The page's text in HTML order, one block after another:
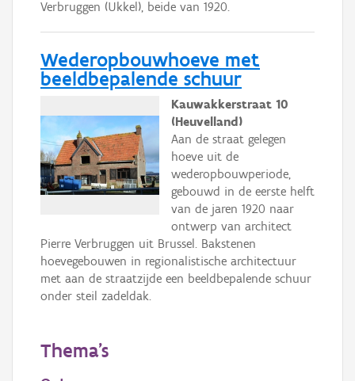
Verbruggen (Ukkel), beide van 1920.
Wederopbouwhoeve met
beeldbepalende schuur
Kauwakkerstraat 10
(Heuvelland)
Aan de straat gelegen
hoeve uit de
wederopbouwperiode,
gebouwd in de eerste helft
van de jaren 1920 naar
ontwerp van architect
Pierre Verbruggen uit Brussel. Bakstenen
hoevegebouwen in regionalistische architectuur
met aan de straatzijde een beeldbepalende schuur
onder steil zadeldak.
Thema's